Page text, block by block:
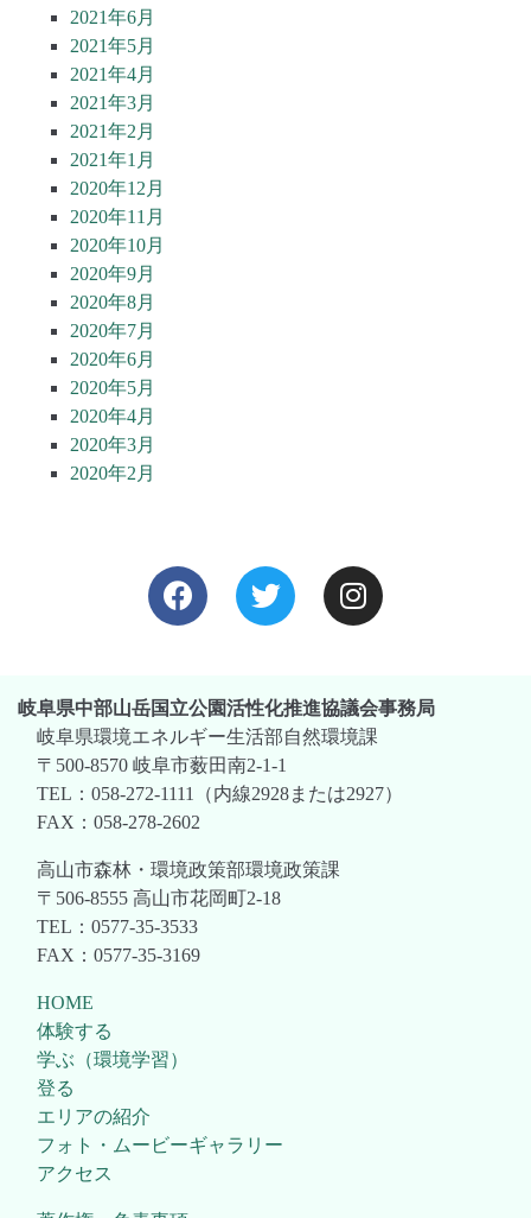
2021年6月
2021年5月
2021年4月
2021年3月
2021年2月
2021年1月
2020年12月
2020年11月
2020年10月
2020年9月
2020年8月
2020年7月
2020年6月
2020年5月
2020年4月
2020年3月
2020年2月
岐阜県中部山岳国立公園活性化推進協議会事務局
岐阜県環境エネルギー生活部自然環境課
〒500-8570 岐阜市薮田南2-1-1
TEL：058-272-1111（内線2928または2927）
FAX：058-278-2602
高山市森林・環境政策部環境政策課
〒506-8555 高山市花岡町2-18
TEL：0577-35-3533
FAX：0577-35-3169
HOME
体験する
学ぶ（環境学習）
登る
エリアの紹介
フォト・ムービーギャラリー
アクセス